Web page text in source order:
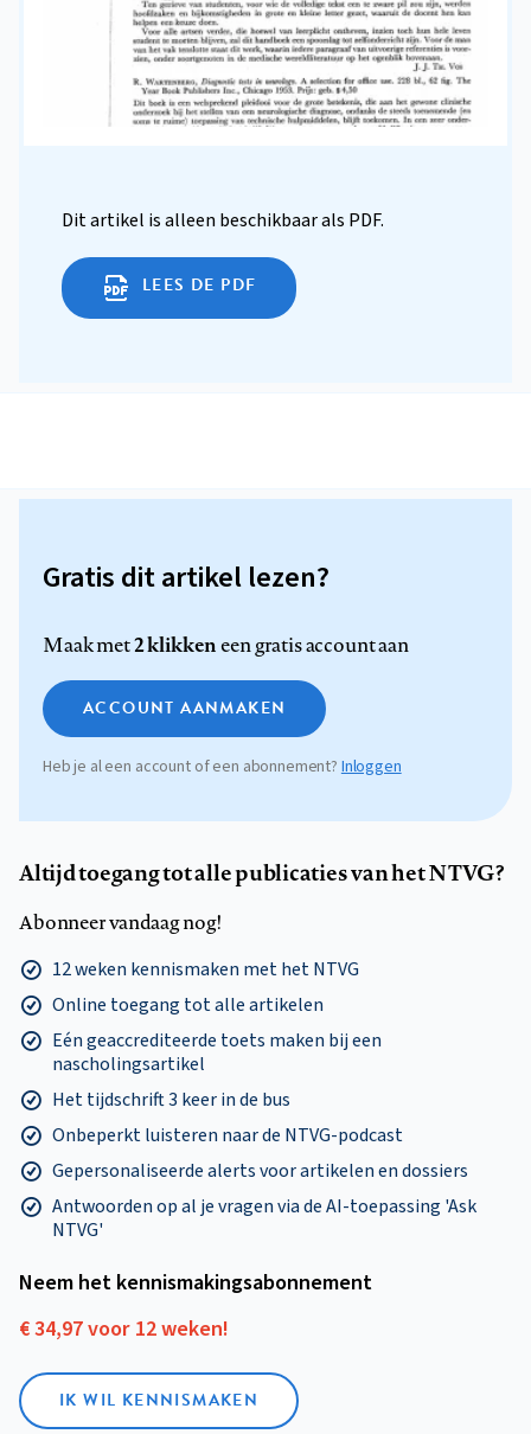
Dit artikel is alleen beschikbaar als PDF.
LEES DE PDF
Gratis dit artikel lezen?
Maak met2 klikkeneen gratis account aan
ACCOUNT AANMAKEN
Heb je al een account of een abonnement? Inloggen
Altijd toegang tot alle publicaties van het NTVG?
Abonneer vandaag nog!
12 weken kennismaken met het NTVG
Online toegang tot alle artikelen
Eén geaccrediteerde toets maken bij een
nascholingsartikel
Het tijdschrift 3 keer in de bus
Onbeperkt luisteren naar de NTVG-podcast
Gepersonaliseerde alerts voor artikelen en dossiers
Antwoorden op al je vragen via de AI-toepassing 'Ask
NTVG'
Neem het kennismakings­abonnement
€ 34,97 voor 12 weken!
IK WIL KENNISMAKEN